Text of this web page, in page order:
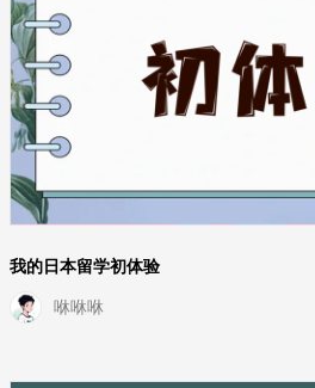
我的日本留学初体验
咻咻咻